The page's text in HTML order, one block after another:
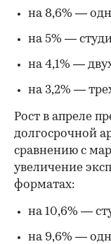
на 8,6% —
на 5% —
на 4,1% —
на 3,2% —
Рост в апреле
долгосрочной
сравнению с
увеличение
форматах:
на 10,6% —
на 9,6% —